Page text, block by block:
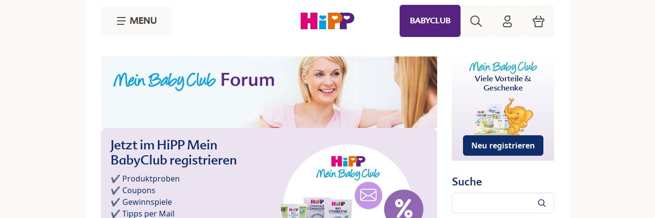
MENU BABYCLUB HiPP Mein Babyclub
Warenkorb
Jetzt im HiPP Mein
BabyClub registrieren
✔️ Produktproben
✔️ Coupons
✔️ Gewinnspiele
✔️ Tipps per Mail
Viele Vorteile &
Geschenke
Neu registrieren
Suche